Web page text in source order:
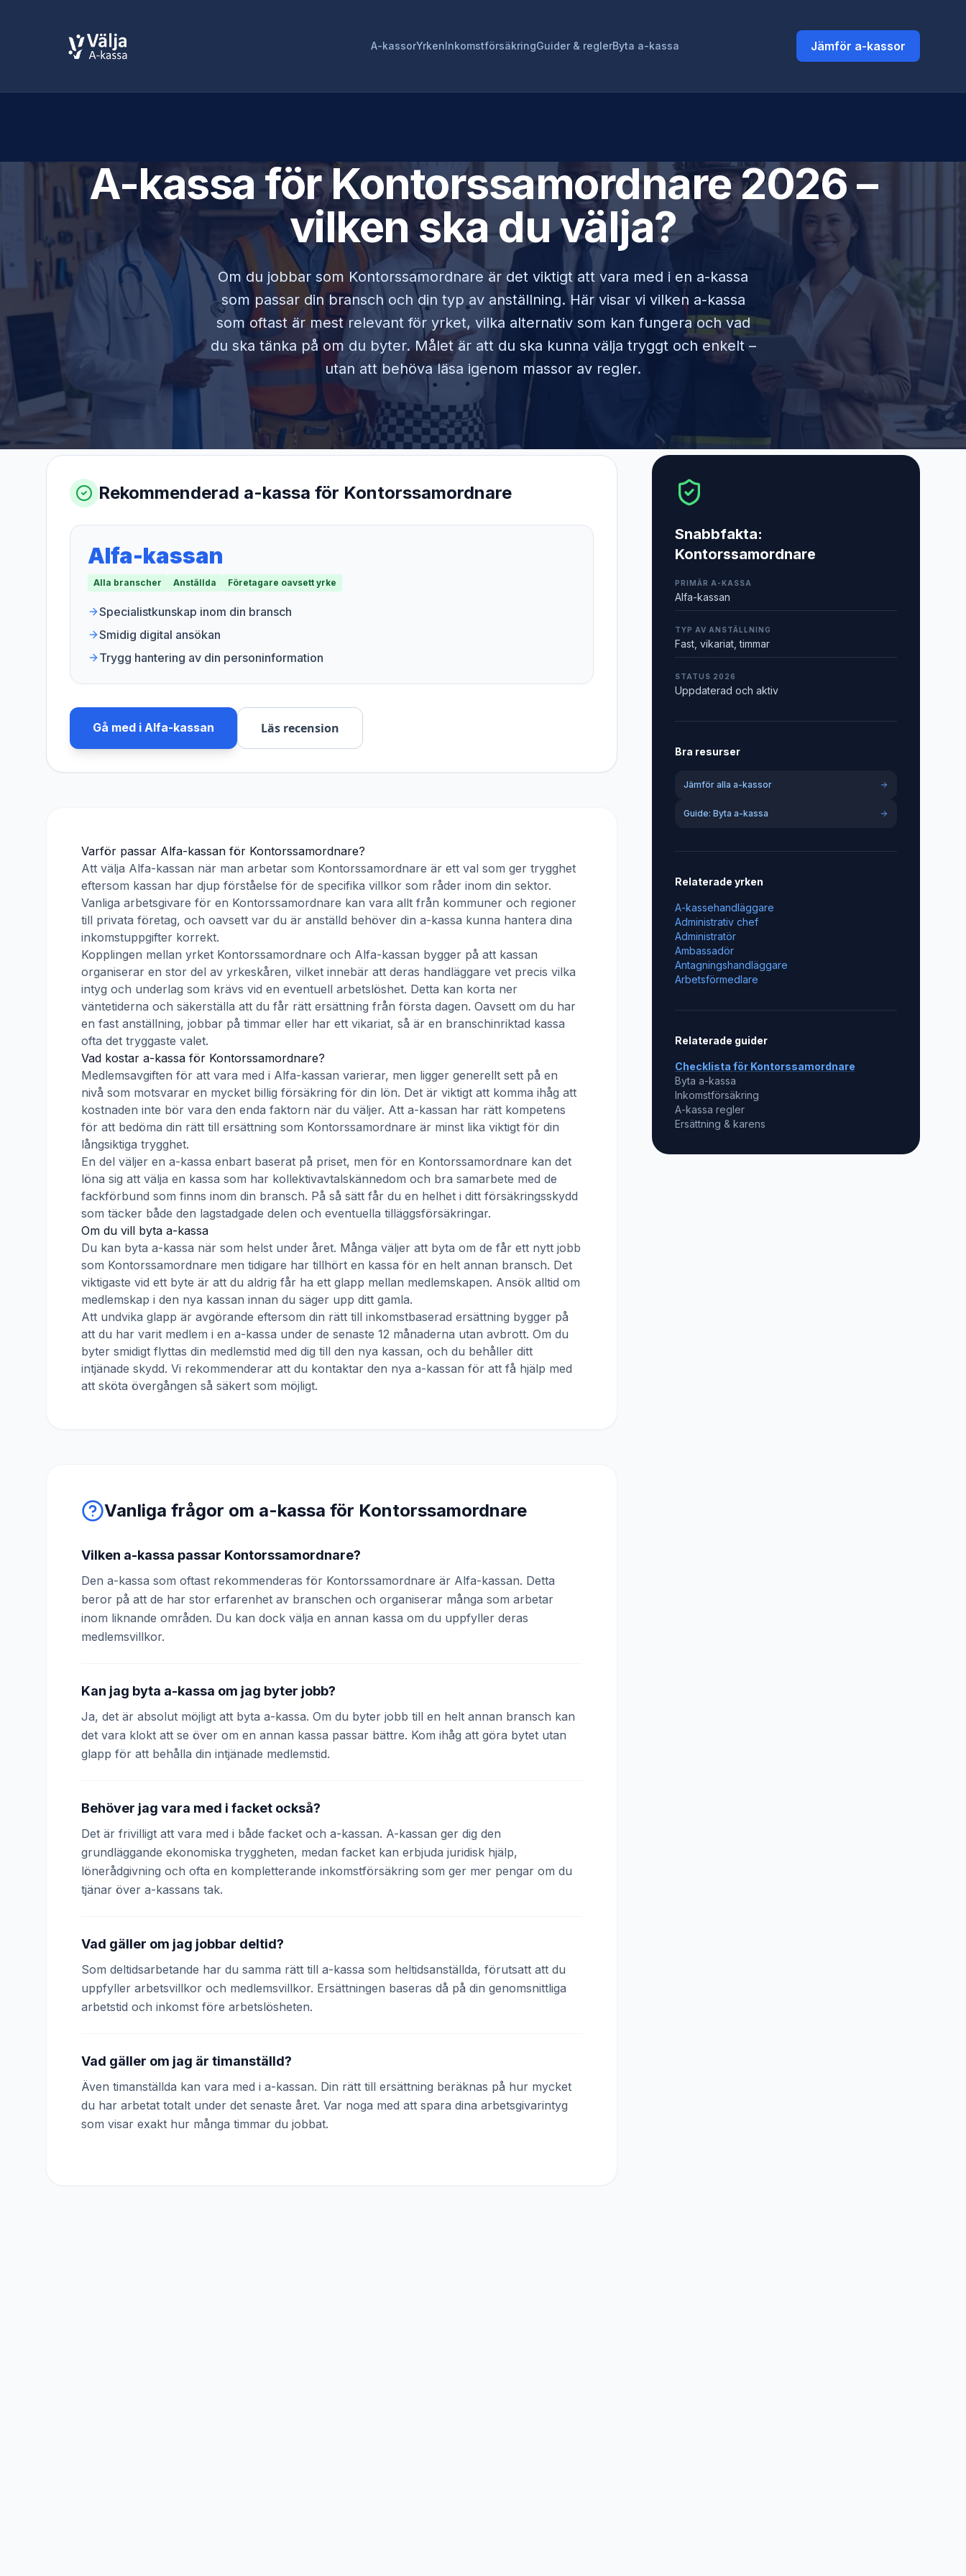
A-kassorYrkenInkomstförsäkringGuider & reglerByta a-kassa Jämför a-kassor
A-kassa förKontorssamordnare2026 –
vilken ska du välja?
Om du jobbar som Kontorssamordnare är det viktigt att vara med i en a-kassa
som passar din bransch och din typ av anställning. Här visar vi vilken a-kassa
som oftast är mest relevant för yrket, vilka alternativ som kan fungera och vad
du ska tänka på om du byter. Målet är att du ska kunna välja tryggt och enkelt –
utan att behöva läsa igenom massor av regler.
Rekommenderad a-kassa för Kontorssamordnare
Alfa-kassan
Alla branscher Anställda Företagare oavsett yrke
Specialistkunskap inom din bransch
Smidig digital ansökan
Trygg hantering av din personinformation
Gå med i Alfa-kassan Läs recension
Varför passar Alfa-kassan för Kontorssamordnare?
Att välja Alfa-kassan när man arbetar som Kontorssamordnare är ett val som ger trygghet
eftersom kassan har djup förståelse för de specifika villkor som råder inom din sektor.
Vanliga arbetsgivare för en Kontorssamordnare kan vara allt från kommuner och regioner
till privata företag, och oavsett var du är anställd behöver din a-kassa kunna hantera dina
inkomstuppgifter korrekt.
Kopplingen mellan yrket Kontorssamordnare och Alfa-kassan bygger på att kassan
organiserar en stor del av yrkeskåren, vilket innebär att deras handläggare vet precis vilka
intyg och underlag som krävs vid en eventuell arbetslöshet. Detta kan korta ner
väntetiderna och säkerställa att du får rätt ersättning från första dagen. Oavsett om du har
en fast anställning, jobbar på timmar eller har ett vikariat, så är en branschinriktad kassa
ofta det tryggaste valet.
Vad kostar a-kassa för Kontorssamordnare?
Medlemsavgiften för att vara med i Alfa-kassan varierar, men ligger generellt sett på en
nivå som motsvarar en mycket billig försäkring för din lön. Det är viktigt att komma ihåg att
kostnaden inte bör vara den enda faktorn när du väljer. Att a-kassan har rätt kompetens
för att bedöma din rätt till ersättning som Kontorssamordnare är minst lika viktigt för din
långsiktiga trygghet.
En del väljer en a-kassa enbart baserat på priset, men för en Kontorssamordnare kan det
löna sig att välja en kassa som har kollektivavtalskännedom och bra samarbete med de
fackförbund som finns inom din bransch. På så sätt får du en helhet i ditt försäkringsskydd
som täcker både den lagstadgade delen och eventuella tilläggsförsäkringar.
Om du vill byta a-kassa
Du kan byta a-kassa när som helst under året. Många väljer att byta om de får ett nytt jobb
som Kontorssamordnare men tidigare har tillhört en kassa för en helt annan bransch. Det
viktigaste vid ett byte är att du aldrig får ha ett glapp mellan medlemskapen. Ansök alltid om
medlemskap i den nya kassan innan du säger upp ditt gamla.
Att undvika glapp är avgörande eftersom din rätt till inkomstbaserad ersättning bygger på
att du har varit medlem i en a-kassa under de senaste 12 månaderna utan avbrott. Om du
byter smidigt flyttas din medlemstid med dig till den nya kassan, och du behåller ditt
intjänade skydd. Vi rekommenderar att du kontaktar den nya a-kassan för att få hjälp med
att sköta övergången så säkert som möjligt.
Vanliga frågor om a-kassa för Kontorssamordnare
Vilken a-kassa passar Kontorssamordnare?
Den a-kassa som oftast rekommenderas för Kontorssamordnare är Alfa-kassan. Detta
beror på att de har stor erfarenhet av branschen och organiserar många som arbetar
inom liknande områden. Du kan dock välja en annan kassa om du uppfyller deras
medlemsvillkor.
Kan jag byta a-kassa om jag byter jobb?
Ja, det är absolut möjligt att byta a-kassa. Om du byter jobb till en helt annan bransch kan
det vara klokt att se över om en annan kassa passar bättre. Kom ihåg att göra bytet utan
glapp för att behålla din intjänade medlemstid.
Behöver jag vara med i facket också?
Det är frivilligt att vara med i både facket och a-kassan. A-kassan ger dig den
grundläggande ekonomiska tryggheten, medan facket kan erbjuda juridisk hjälp,
lönerådgivning och ofta en kompletterande inkomstförsäkring som ger mer pengar om du
tjänar över a-kassans tak.
Vad gäller om jag jobbar deltid?
Som deltidsarbetande har du samma rätt till a-kassa som heltidsanställda, förutsatt att du
uppfyller arbetsvillkor och medlemsvillkor. Ersättningen baseras då på din genomsnittliga
arbetstid och inkomst före arbetslösheten.
Vad gäller om jag är timanställd?
Även timanställda kan vara med i a-kassan. Din rätt till ersättning beräknas på hur mycket
du har arbetat totalt under det senaste året. Var noga med att spara dina arbetsgivarintyg
som visar exakt hur många timmar du jobbat.
Snabbfakta:
Kontorssamordnare
PRIMÄR A-KASSA
Alfa-kassan
TYP AV ANSTÄLLNING
Fast, vikariat, timmar
STATUS 2026
Uppdaterad och aktiv
Bra resurser
Jämför alla a-kassor
Guide: Byta a-kassa
Relaterade yrken
A-kassehandläggare
Administrativ chef
Administratör
Ambassadör
Antagningshandläggare
Arbetsförmedlare
Relaterade guider
Checklista för Kontorssamordnare
Byta a-kassa
Inkomstförsäkring
A-kassa regler
Ersättning & karens